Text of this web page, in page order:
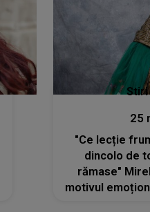
25
"Ce lecție
dincolo de
rămase"
motivul